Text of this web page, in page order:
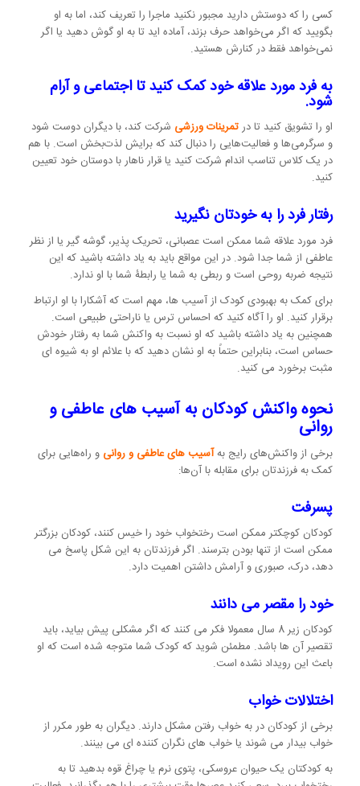
کسی را که دوستش دارید مجبور نکنید ماجرا را تعریف کند، اما به او
بگویید که اگر می‌خواهد حرف بزند، آماده اید تا به او گوش دهید یا اگر
نمی‌خواهد فقط در کنارش هستید.
به فرد مورد علاقه خود کمک کنید تا اجتماعی و آرام
شود.
او را تشویق کنید تا درتمرینات ورزشی شرکت کند، با دیگران دوست شود
و سرگرمی‌ها و فعالیت‌هایی را دنبال کند که برایش لذت‌بخش است. با هم
در یک کلاس تناسب اندام شرکت کنید یا قرار ناهار با دوستان خود تعیین
کنید.
رفتار فرد را به خودتان نگیرید
فرد مورد علاقه شما ممکن است عصبانی، تحریک پذیر، گوشه گیر یا از نظر
عاطفی از شما جدا شود. در این مواقع باید به یاد داشته باشید که این
نتیجه ضربه روحی است و ربطی به شما یا رابطۀ شما با او ندارد.
برای کمک به بهبودی کودک از آسیب ها، مهم است که آشکارا با او ارتباط
برقرار کنید. او را آگاه کنید که احساس ترس یا ناراحتی طبیعی است.
همچنین به یاد داشته باشید که او نسبت به واکنش شما به رفتار خودش
حساس است، بنابراین حتماً به او نشان دهید که با علائم او به شیوه ای
مثبت برخورد می کنید.
نحوه واکنش کودکان به آسیب های عاطفی و
روانی
برخی از واکنش‌های رایج بهآسیب های عاطفی و روانی و راه‌هایی برای
کمک به فرزندتان برای مقابله با آن‌ها:
پسرفت
کودکان کوچکتر ممکن است رختخواب خود را خیس کنند، کودکان بزرگتر
ممکن است از تنها بودن بترسند. اگر فرزندتان به این شکل پاسخ می
دهد، درک، صبوری و آرامش داشتن اهمیت دارد.
خود را مقصر می دانند
کودکان زیر 8 سال معمولا فکر می کنند که اگر مشکلی پیش بیاید، باید
تقصیر آن ها باشد. مطمئن شوید که کودک شما متوجه شده است که او
باعث این رویداد نشده است.
اختلالات خواب
برخی از کودکان در به خواب رفتن مشکل دارند. دیگران به طور مکرر از
خواب بیدار می شوند یا خواب های نگران کننده ای می بینند.
به کودکتان یک حیوان عروسکی، پتوی نرم یا چراغ قوه بدهید تا به